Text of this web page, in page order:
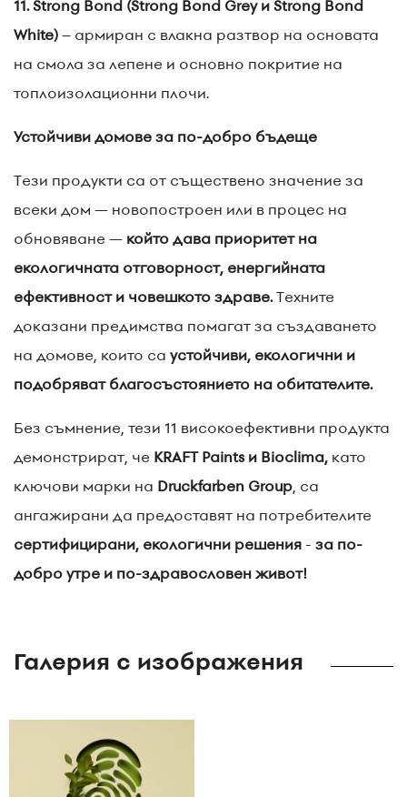
11. Strong Bond (Strong Bond Grey и Strong Bond
White)– армиран с влакна разтвор на основата
на смола за лепене и основно покритие на
топлоизолационни плочи.
Устойчиви домове за по-добро бъдеще
Тези продукти са от съществено значение за
всеки дом — новопостроен или в процес на
обновяване — който дава приоритет на
екологичната отговорност, енергийната
ефективност и човешкото здраве.Техните
доказани предимства помагат за създаването
на домове, които са устойчиви, екологични и
подобряват благосъстоянието на обитателите.
Без съмнение, тези 11 високоефективни продукта
демонстрират, че KRAFT Paints и Bioclima, като
ключови марки на Druckfarben Group, са
ангажирани да предоставят на потребителите
сертифицирани, екологични решения - за по-
добро утре и по-здравословен живот!
Галерия с изображения